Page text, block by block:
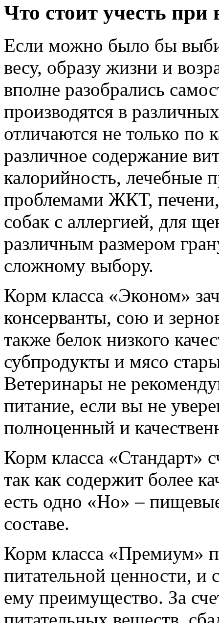
Что стоит учесть при
Если можно было бы
весу, образу жизни и
вполне разобрались
производятся в
отличаются не только по
различное содержание
калорийность, лечебные
проблемами ЖКТ,
собак с аллергией, для
различным размером
сложному выбору.
Корм класса «Эконом»
консерванты, сою и
также белок низкого
субпродукты и мясо
Ветеринары не
питание, если вы не
полноценный и
Корм класса «Стандарт»
так как содержит более
есть одно «Но» –
составе.
Корм класса «Премиум»
питательной ценности, и
ему преимущество. За